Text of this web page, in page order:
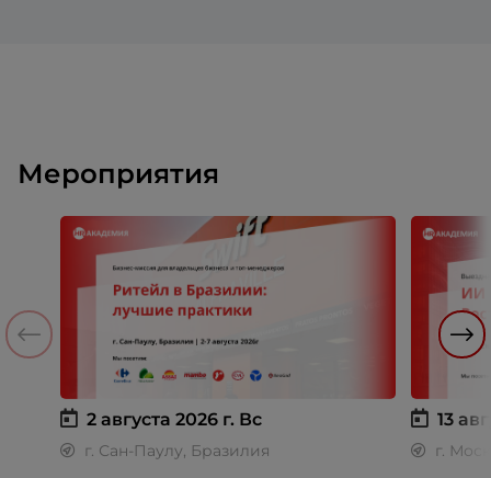
Мероприятия
2 августа 2026 г. Вс
г. Сан-Паулу, Бразилия
13
г.